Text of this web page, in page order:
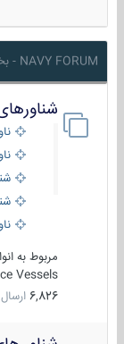
NAVY FORUM - بخش نیروی دریایی
مربوط به
Vessels
6,826 ارسال ها